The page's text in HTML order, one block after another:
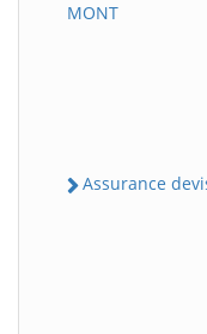
MONT
Assurance